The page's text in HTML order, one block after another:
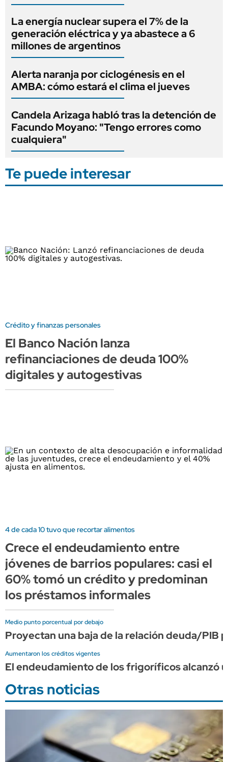
La energía nuclear supera el 7% de la
generación eléctrica y ya abastece a 6
millones de argentinos
Alerta naranja por ciclogénesis en el
AMBA: cómo estará el clima el jueves
Candela Arizaga habló tras la detención de
Facundo Moyano: "Tengo errores como
cualquiera"
Te puede interesar
Crédito y finanzas personales
El Banco Nación lanza
refinanciaciones de deuda 100%
digitales y autogestivas
4 de cada 10 tuvo que recortar alimentos
Crece el endeudamiento entre
jóvenes de barrios populares: casi el
60% tomó un crédito y predominan
los préstamos informales
Medio punto porcentual por debajo
Proyectan una baja de la relación deuda/PIB
Aumentaron los créditos vigentes
El endeudamiento de los frigoríficos alcanzó
Otras noticias